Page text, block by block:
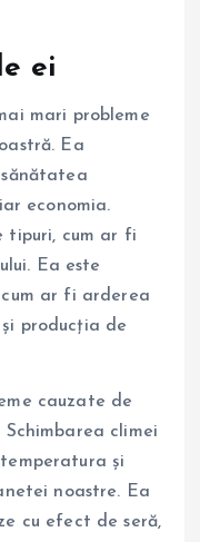
ei
mari probleme
Ea
economia.
tipuri, cum ar fi
Ea este
ar fi arderea
producția de
cauzate de
climei
și
noastre. Ea
cu efect de seră,